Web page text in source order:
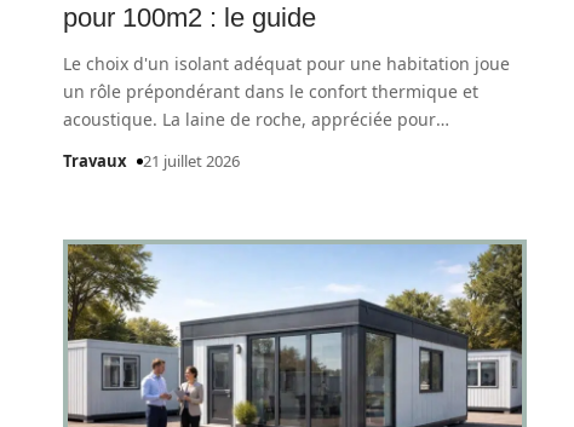
pour 100m2 : le guide
Le choix d'un isolant adéquat pour une habitation joue
un rôle prépondérant dans le confort thermique et
acoustique. La laine de roche, appréciée pour…
Travaux 21 juillet 2026